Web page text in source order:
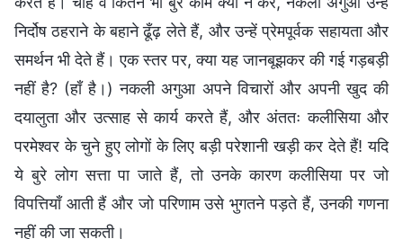
निर्दोष ठहराने के बहाने ढूँढ़ लेते हैं, और उन्हें प्रेमपूर्वक सहायता और
समर्थन भी देते हैं। एक स्तर पर, क्या यह जानबूझकर की गई गड़बड़ी
नहीं है? (हाँ है।) नकली अगुआ अपने विचारों और अपनी खुद की
दयालुता और उत्साह से कार्य करते हैं, और अंततः कलीसिया और
परमेश्वर के चुने हुए लोगों के लिए बड़ी परेशानी खड़ी कर देते हैं! यदि
ये बुरे लोग सत्ता पा जाते हैं, तो उनके कारण कलीसिया पर जो
विपत्तियाँ आती हैं और जो परिणाम उसे भुगतने पड़ते हैं, उनकी गणना
नहीं की जा सकती।